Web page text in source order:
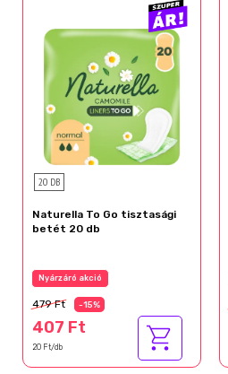
20 DB
Naturella To Go tisztasági
betét 20 db
Nyárzáró akció
479 Ft -15%
407 Ft
20 Ft/db